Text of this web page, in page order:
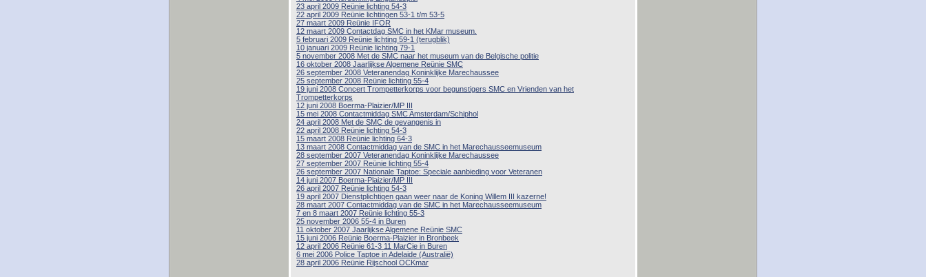
23 april 2009 Reünie lichting 54-3
22 april 2009 Reünie lichtingen 53-1 t/m 53-5
27 maart 2009 Reünie IFOR
12 maart 2009 Contactdag SMC in het KMar museum.
5 februari 2009 Reünie lichting 59-1 (terugblik)
10 januari 2009 Reünie lichting 79-1
5 november 2008 Met de SMC naar het museum van de Belgische politie
16 oktober 2008 Jaarlijkse Algemene Reünie SMC
26 september 2008 Veteranendag Koninklijke Marechaussee
25 september 2008 Reünie lichting 55-4
19 juni 2008 Concert Trompetterkorps voor begunstigers SMC en Vrienden van het
Trompetterkorps
12 juni 2008 Boerma-Plaizier/MP III
15 mei 2008 Contactmiddag SMC Amsterdam/Schiphol
24 april 2008 Met de SMC de gevangenis in
22 april 2008 Reünie lichting 54-3
15 maart 2008 Reünie lichting 64-3
13 maart 2008 Contactmiddag van de SMC in het Marechausseemuseum
28 september 2007 Veteranendag Koninklijke Marechaussee
27 september 2007 Reünie lichting 55-4
26 september 2007 Nationale Taptoe: Speciale aanbieding voor Veteranen
14 juni 2007 Boerma-Plaizier/MP III
26 april 2007 Reünie lichting 54-3
19 april 2007 Dienstplichtigen gaan weer naar de Koning Willem III kazerne!
28 maart 2007 Contactmiddag van de SMC in het Marechausseemuseum
7 en 8 maart 2007 Reünie lichting 55-3
25 november 2006 55-4 in Buren
11 oktober 2007 Jaarlijkse Algemene Reünie SMC
15 juni 2006 Reünie Boerma-Plaizier in Bronbeek
12 april 2006 Reünie 61-3 11 MarCie in Buren
6 mei 2006 Police Taptoe in Adelaide (Australië)
28 april 2006 Reünie Rijschool OCKmar